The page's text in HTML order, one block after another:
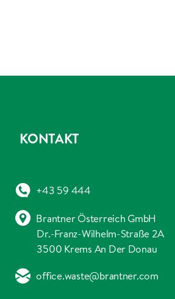
KONTAKT
+43 59 444
Brantner Österreich GmbH
Dr.-Franz-Wilhelm-Straße 2A
3500 Krems An Der Donau
office.waste@brantner.com